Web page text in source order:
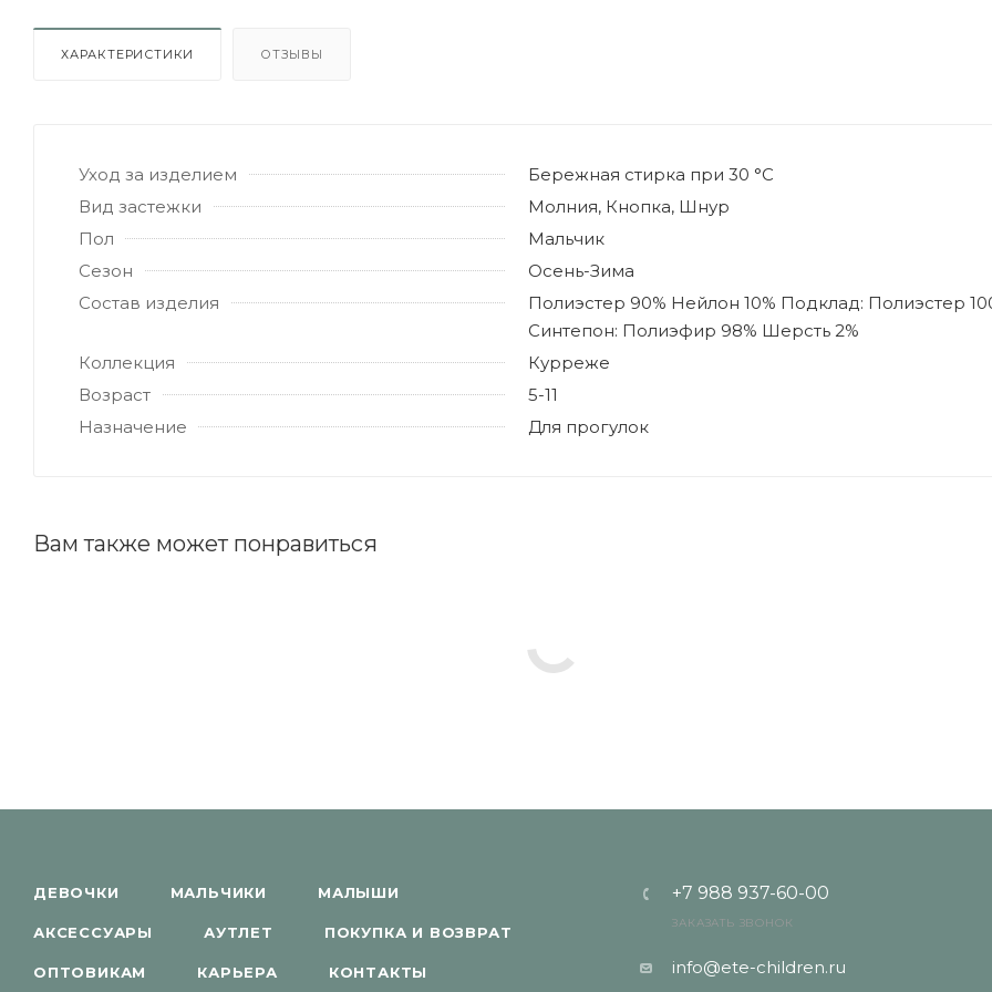
ХАРАКТЕРИСТИКИ ОТЗЫВЫ
Уход за изделием
Бережная стирка при 30 °C
Вид застежки
Молния, Кнопка, Шнур
Пол
Мальчик
Сезон
Осень-Зима
Состав изделия
Полиэстер 90% Нейлон 10% Подклад: Полиэстер
Синтепон: Полиэфир 98% Шерсть 2%
Коллекция
Курреже
Возраст
5-11
Назначение
Для прогулок
Вам также может понравиться
ДЕВОЧКИ МАЛЬЧИКИ МАЛЫШИ
АКСЕССУАРЫ АУТЛЕТ ПОКУПКА И ВОЗВРАТ
ОПТОВИКАМ КАРЬЕРА КОНТАКТЫ
+7 988 937-60-00
ЗАКАЗАТЬ ЗВОНОК
info@ete-children.ru